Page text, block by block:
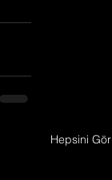
Hepsini Gör